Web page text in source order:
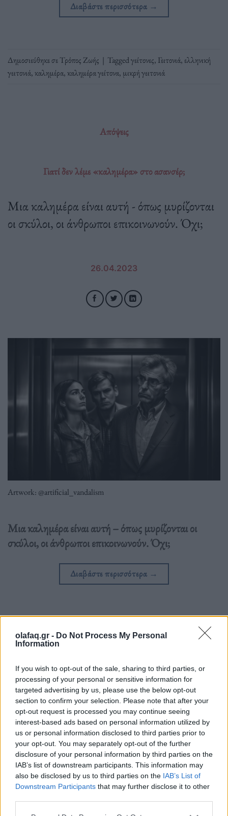
olafaq.gr - Do Not Process My Personal
Information
If you wish to opt-out of the sale, sharing to third parties, or
processing of your personal or sensitive information for
targeted advertising by us, please use the below opt-out
section to confirm your selection. Please note that after your
opt-out request is processed you may continue seeing
interest-based ads based on personal information utilized by
us or personal information disclosed to third parties prior to
your opt-out. You may separately opt-out of the further
disclosure of your personal information by third parties on the
IAB’s list of downstream participants. This information may
also be disclosed by us to third parties on the IAB’s List of
Downstream Participants that may further disclose it to other
Διαβάστε περισσότερα →
Δημοσιεύθηκε σεΤρόπος Ζωής | Taggedγείτονες, Γειτονιά, ελληνική
γειτονιά,καλημέρα,καλημέρα γείτονα, μικρή γειτονιά
Απόψεις
Γιατί δεν λέμε «καλημέρα» στο ασανσέρ;
Μια καλημέρα είναι αυτή - όπως μυρίζονται
οι σκύλοι, οι άνθρωποι επικοινωνούν. Όχι;
26.04.2023
Artwork: @artificial_vandalism
Μια καλημέρα είναι αυτή – όπως μυρίζονται οι
σκύλοι, οι άνθρωποι επικοινωνούν. Όχι;
Διαβάστε περισσότερα →
ανθρώπινη επικοινωνία ,
άνθρωπος της εποχής ,Ευγενία Φακίνου,καλημέρα
Δείτε επίσης